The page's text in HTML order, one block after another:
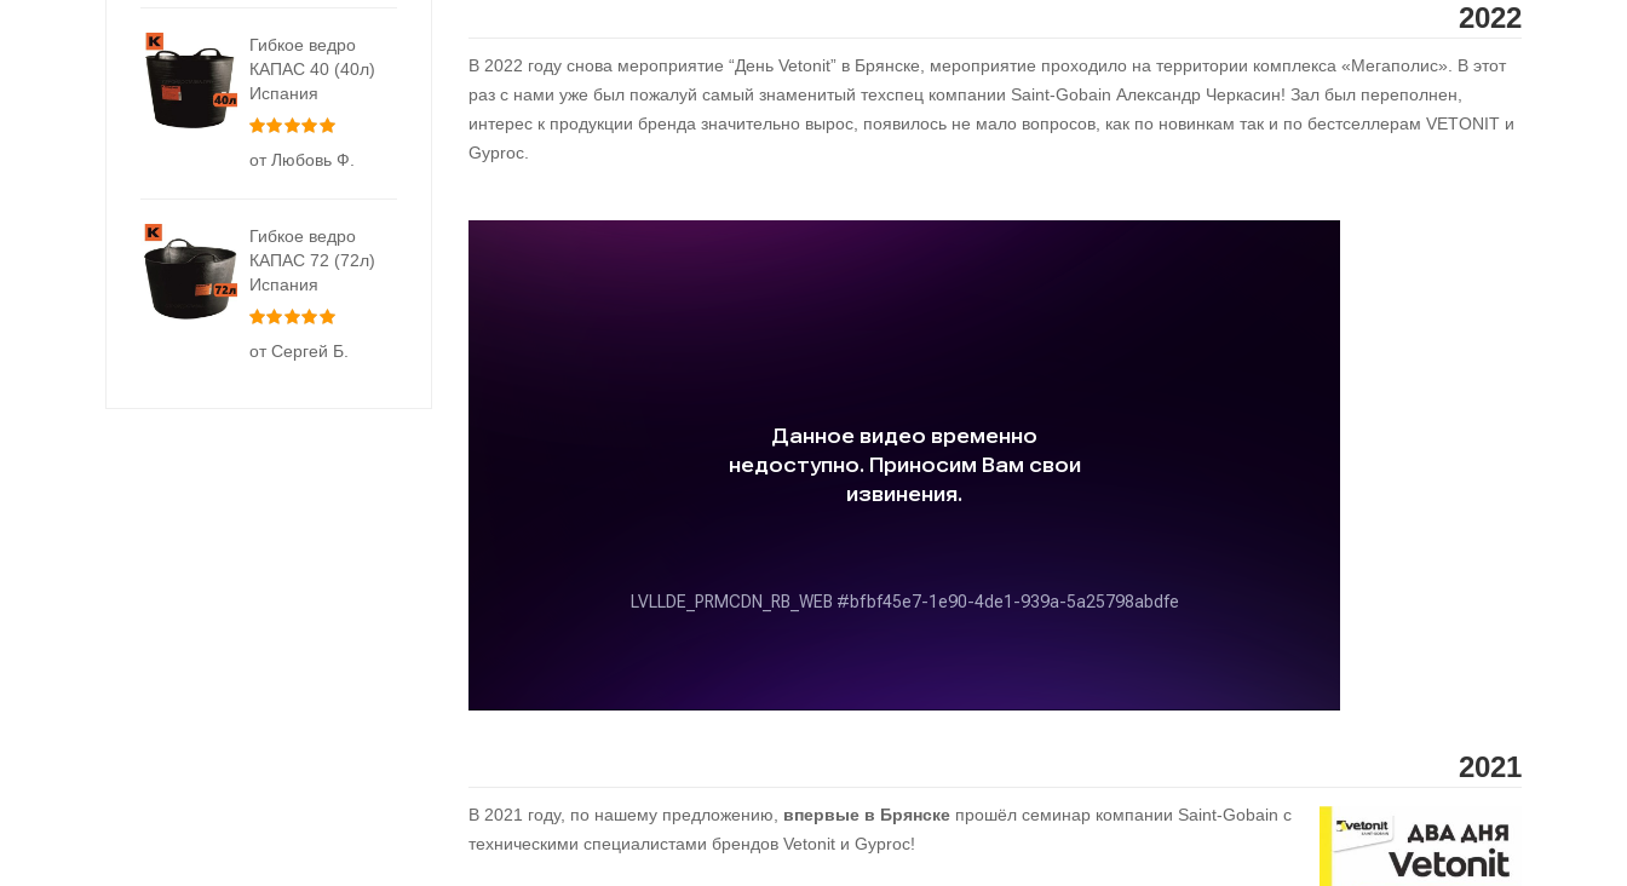
2022
В 2022 году снова мероприятие “День Vetonit” в Брянске, мероприятие проходило на территории комплекса «Мегаполис». В этот
раз с нами уже был пожалуй самый знаменитый техспец компании Saint-Gobain Александр Черкасин! Зал был переполнен,
интерес к продукции бренда значительно вырос, появилось не мало вопросов, как по новинкам так и по бестселлерам VETONIT и
Gyproc.
2021
В 2021 году, по нашему предложению, впервые в Брянске прошёл семинар компании Saint-Gobain с
техническими специалистами брендов Vetonit и Gyproc!
Гибкое ведро
КАПАС 40 (40л)
Испания
от Любовь Ф.
Гибкое ведро
КАПАС 72 (72л)
Испания
от Сергей Б.